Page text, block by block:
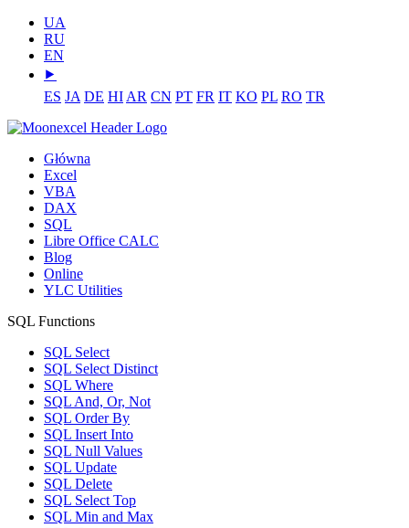
UA
RU
EN
⯈
ES JA DE HI AR CN PT FR IT KO PL RO TR
Główna
Excel
VBA
DAX
SQL
Libre Office CALC
Blog
Online
YLC Utilities
SQL Functions
SQL Select
SQL Select Distinct
SQL Where
SQL And, Or, Not
SQL Order By
SQL Insert Into
SQL Null Values
SQL Update
SQL Delete
SQL Select Top
SQL Min and Max